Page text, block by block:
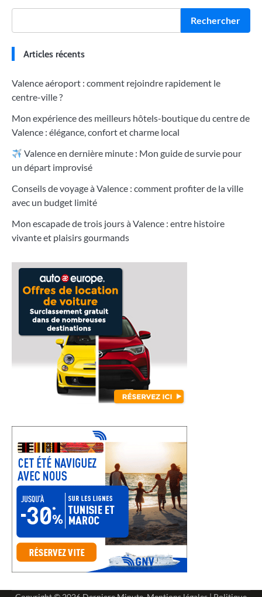
Rechercher
Articles récents
Valence aéroport : comment rejoindre rapidement le
centre-ville ?
Mon expérience des meilleurs hôtels-boutique du centre de
Valence : élégance, confort et charme local
Valence en dernière minute : Mon guide de survie pour
un départ improvisé
Conseils de voyage à Valence : comment profiter de la ville
avec un budget limité
Mon escapade de trois jours à Valence : entre histoire
vivante et plaisirs gourmands